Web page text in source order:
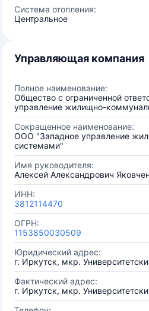
Система отопления:
Центральное
Управляющая компания
Полное наименование:
Общество с ограниченной
управление жилищно-
Сокращенное наименование:
ООО "Западное управление
системами"
Имя руководителя:
Алексей Александрович
ИНН:
3812114470
ОГРН:
1153850030509
Юридический адрес:
г. Иркутск, мкр.
Фактический адрес:
г. Иркутск, мкр.